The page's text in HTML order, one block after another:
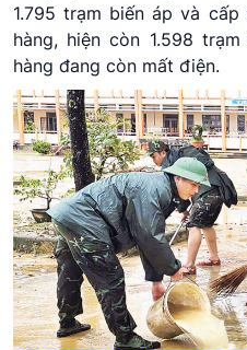
1.795 trạm biến áp và
hàng, hiện còn 1.598
hàng đang còn mất điện.